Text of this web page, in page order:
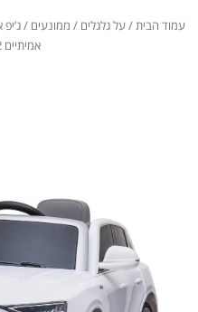
עמוד הבית/על גלגלים / ממונעים
אמיתיים 12 וולט לבן